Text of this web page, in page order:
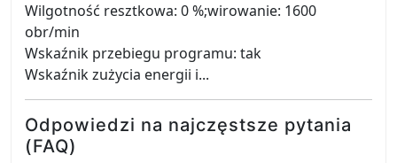
Wilgotność resztkowa: 0 %;wirowanie: 1600
obr/min
Wskaźnik przebiegu programu: tak
Wskaźnik zużycia energii i...
Odpowiedzi na najczęstsze pytania
(FAQ)